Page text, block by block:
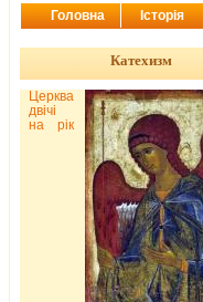
Катехизм
Церква
двічі
на рік
Головна Історія